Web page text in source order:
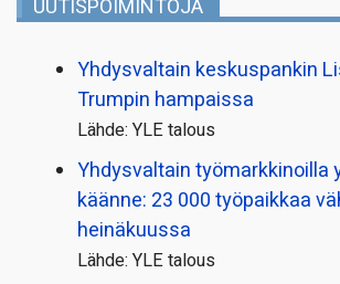
UUTISPOIMINTOJA
Yhdysvaltain keskuspankin
Trumpin hampaissa
Lähde: YLE talous
Yhdysvaltain työmarkkinoilla
käänne: 23 000 työpaikkaa
heinäkuussa
Lähde: YLE talous